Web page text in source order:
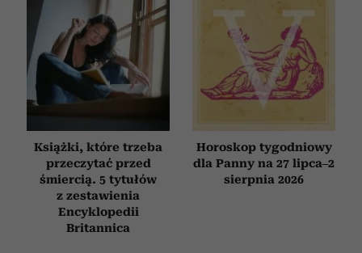
Książki, które trzeba
przeczytać przed
śmiercią. 5 tytułów
z zestawienia
Encyklopedii
Britannica
Horoskop tygodniowy
dla Panny na 27 lipca–2
sierpnia 2026